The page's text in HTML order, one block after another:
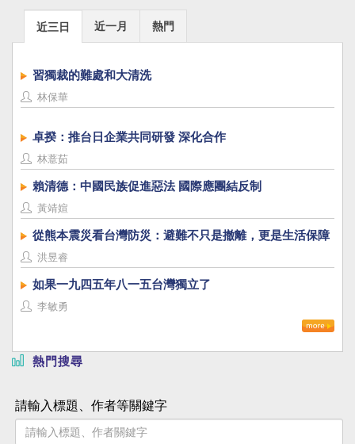
近三日 近一月 熱門
習獨裁的難處和大清洗
林保華
卓揆：推台日企業共同研發 深化合作
林薏茹
賴清德：中國民族促進惡法 國際應團結反制
黃靖媗
從熊本震災看台灣防災：避難不只是撤離，更是生活保障
洪昱睿
如果一九四五年八一五台灣獨立了
李敏勇
熱門搜尋
請輸入標題、作者等關鍵字